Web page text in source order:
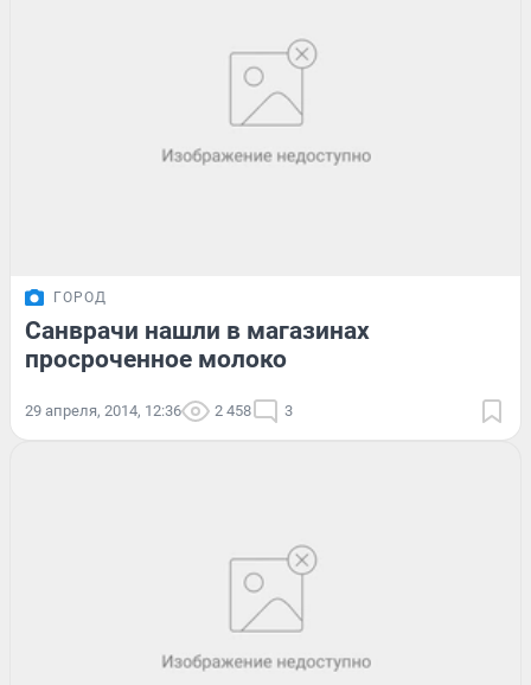
ГОРОД
Санврачи нашли в магазинах
просроченное молоко
29 апреля, 2014, 12:36 2 458 3